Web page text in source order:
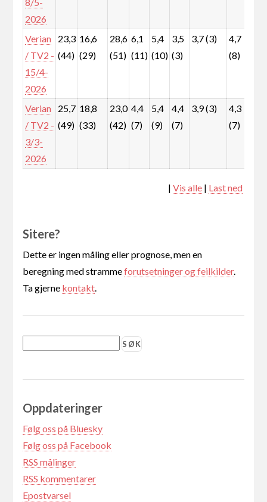
2026
Verian
/ TV2 -
15/4-
2026
23,3
(44)
16,6
(29)
28,6
(51)
6,1
(11)
5,4
(10)
3,5
(3)
3,7 (3)
4,7
(8)
Verian
/ TV2 -
3/3-
2026
25,7
(49)
18,8
(33)
23,0
(42)
4,4
(7)
5,4
(9)
4,4
(7)
3,9 (3)
4,3
(7)
|Vis alle | Last ned
Sitere?
Dette er ingen måling eller prognose, men en
beregning med strammeforutsetninger og feilkilder.
Ta gjerne kontakt.
Oppdateringer
Følg oss på Bluesky
Følg oss på Facebook
RSS målinger
RSS kommentarer
Epostvarsel